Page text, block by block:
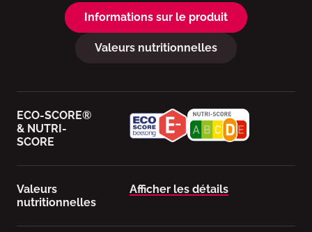
Informations sur le produit
Valeurs nutritionnelles
ECO-SCORE®
& NUTRI-
SCORE
Valeurs
nutritionnelles
Afficher les détails